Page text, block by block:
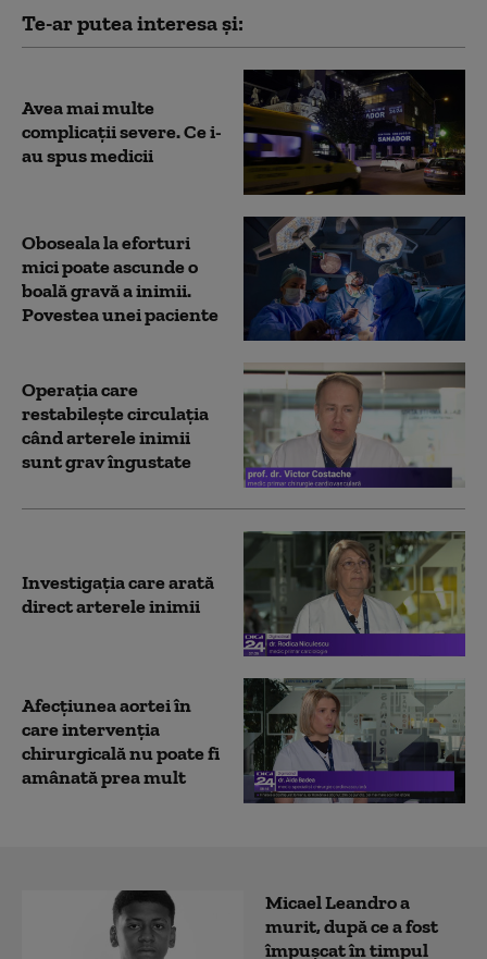
Te-ar putea interesa și:
Avea mai multe
complicații severe. Ce i-
au spus medicii
Oboseala la eforturi
mici poate ascunde o
boală gravă a inimii.
Povestea unei paciente
Operația care
restabilește circulația
când arterele inimii
sunt grav îngustate
Investigația care arată
direct arterele inimii
Afecțiunea aortei în
care intervenția
chirurgicală nu poate fi
amânată prea mult
Micael Leandro a
murit, după ce a fost
împușcat în timpul